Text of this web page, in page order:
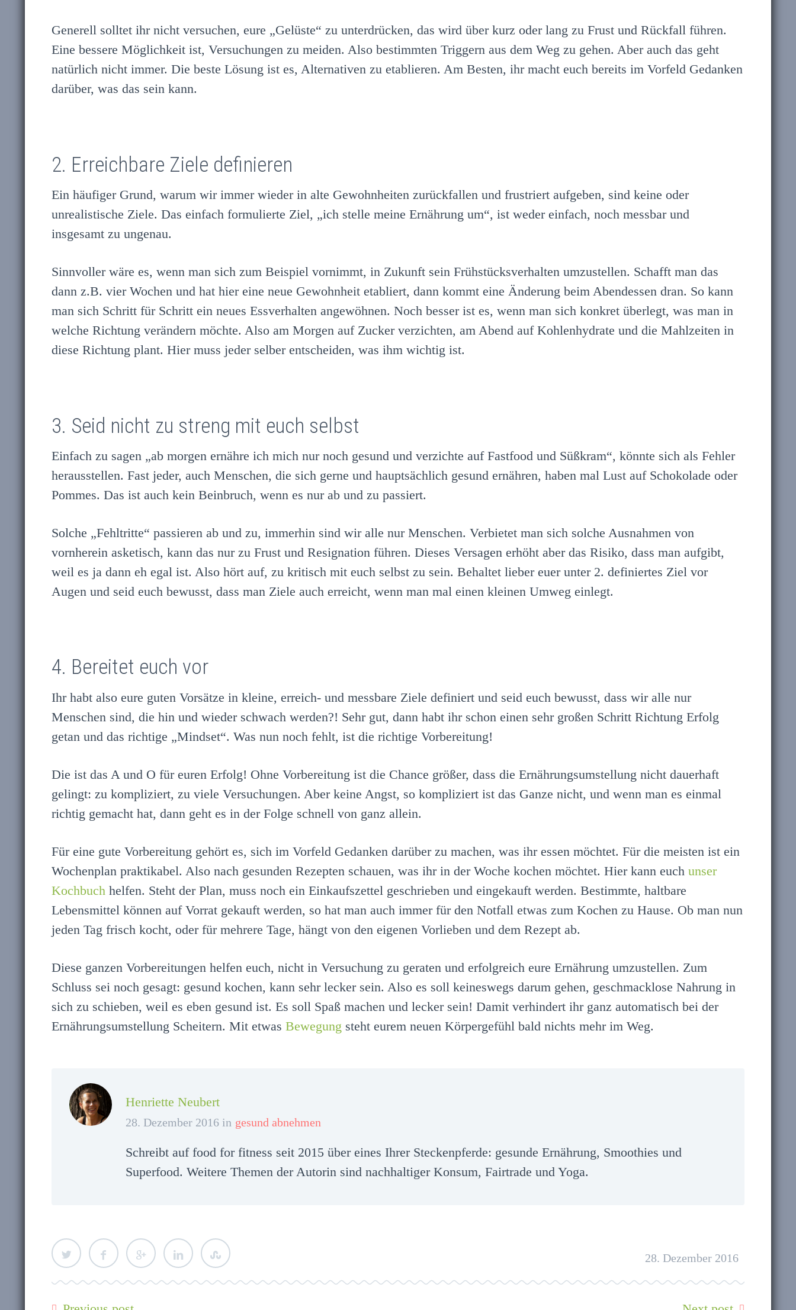
Generell solltet ihr nicht versuchen, eure „Gelüste“ zu unterdrücken, das wird über kurz oder lang zu Frust und Rückfall führen.
Eine bessere Möglichkeit ist, Versuchungen zu meiden. Also bestimmten Triggern aus dem Weg zu gehen. Aber auch das geht
natürlich nicht immer. Die beste Lösung ist es, Alternativen zu etablieren. Am Besten, ihr macht euch bereits im Vorfeld Gedanken
darüber, was das sein kann.
2. Erreichbare Ziele definieren
Ein häufiger Grund, warum wir immer wieder in alte Gewohnheiten zurückfallen und frustriert aufgeben, sind keine oder
unrealistische Ziele. Das einfach formulierte Ziel, „ich stelle meine Ernährung um“, ist weder einfach, noch messbar und
insgesamt zu ungenau.
Sinnvoller wäre es, wenn man sich zum Beispiel vornimmt, in Zukunft sein Frühstücksverhalten umzustellen. Schafft man das
dann z.B. vier Wochen und hat hier eine neue Gewohnheit etabliert, dann kommt eine Änderung beim Abendessen dran. So kann
man sich Schritt für Schritt ein neues Essverhalten angewöhnen. Noch besser ist es, wenn man sich konkret überlegt, was man in
welche Richtung verändern möchte. Also am Morgen auf Zucker verzichten, am Abend auf Kohlenhydrate und die Mahlzeiten in
diese Richtung plant. Hier muss jeder selber entscheiden, was ihm wichtig ist.
3. Seid nicht zu streng mit euch selbst
Einfach zu sagen „ab morgen ernähre ich mich nur noch gesund und verzichte auf Fastfood und Süßkram“, könnte sich als Fehler
herausstellen. Fast jeder, auch Menschen, die sich gerne und hauptsächlich gesund ernähren, haben mal Lust auf Schokolade oder
Pommes. Das ist auch kein Beinbruch, wenn es nur ab und zu passiert.
Solche „Fehltritte“ passieren ab und zu, immerhin sind wir alle nur Menschen. Verbietet man sich solche Ausnahmen von
vornherein asketisch, kann das nur zu Frust und Resignation führen. Dieses Versagen erhöht aber das Risiko, dass man aufgibt,
weil es ja dann eh egal ist. Also hört auf, zu kritisch mit euch selbst zu sein. Behaltet lieber euer unter 2. definiertes Ziel vor
Augen und seid euch bewusst, dass man Ziele auch erreicht, wenn man mal einen kleinen Umweg einlegt.
4. Bereitet euch vor
Ihr habt also eure guten Vorsätze in kleine, erreich- und messbare Ziele definiert und seid euch bewusst, dass wir alle nur
Menschen sind, die hin und wieder schwach werden?! Sehr gut, dann habt ihr schon einen sehr großen Schritt Richtung Erfolg
getan und das richtige „Mindset“. Was nun noch fehlt, ist die richtige Vorbereitung!
Die ist das A und O für euren Erfolg! Ohne Vorbereitung ist die Chance größer, dass die Ernährungsumstellung nicht dauerhaft
gelingt: zu kompliziert, zu viele Versuchungen. Aber keine Angst, so kompliziert ist das Ganze nicht, und wenn man es einmal
richtig gemacht hat, dann geht es in der Folge schnell von ganz allein.
Für eine gute Vorbereitung gehört es, sich im Vorfeld Gedanken darüber zu machen, was ihr essen möchtet. Für die meisten ist ein
Wochenplan praktikabel. Also nach gesunden Rezepten schauen, was ihr in der Woche kochen möchtet. Hier kann euch unser
Kochbuch helfen. Steht der Plan, muss noch ein Einkaufszettel geschrieben und eingekauft werden. Bestimmte, haltbare
Lebensmittel können auf Vorrat gekauft werden, so hat man auch immer für den Notfall etwas zum Kochen zu Hause. Ob man nun
jeden Tag frisch kocht, oder für mehrere Tage, hängt von den eigenen Vorlieben und dem Rezept ab.
Diese ganzen Vorbereitungen helfen euch, nicht in Versuchung zu geraten und erfolgreich eure Ernährung umzustellen. Zum
Schluss sei noch gesagt: gesund kochen, kann sehr lecker sein. Also es soll keineswegs darum gehen, geschmacklose Nahrung in
sich zu schieben, weil es eben gesund ist. Es soll Spaß machen und lecker sein! Damit verhindert ihr ganz automatisch bei der
Ernährungsumstellung Scheitern. Mit etwas Bewegung steht eurem neuen Körpergefühl bald nichts mehr im Weg.
Henriette Neubert
28. Dezember 2016 in gesund abnehmen
Schreibt auf food for fitness seit 2015 über eines Ihrer Steckenpferde: gesunde Ernährung, Smoothies und
Superfood. Weitere Themen der Autorin sind nachhaltiger Konsum, Fairtrade und Yoga.
28. Dezember 2016